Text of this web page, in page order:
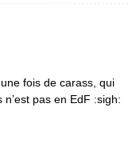
fois de carass, qui
pas en EdF :sigh: